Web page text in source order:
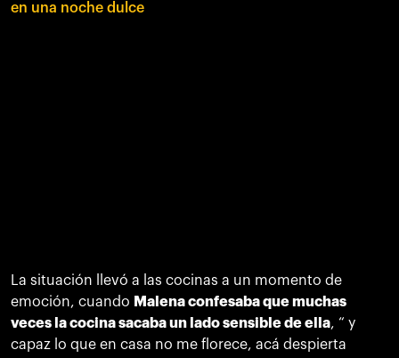
en una noche dulce
La situación llevó a las cocinas a un momento de
emoción, cuando Malena confesaba que muchas
veces la cocina sacaba un lado sensible de ella, “ y
capaz lo que en casa no me florece, acá despierta